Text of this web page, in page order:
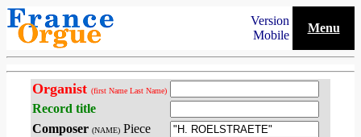
Version
Mobile
Menu
Organist (first Name Last Name)
Record title
Composer (NAME) Piece